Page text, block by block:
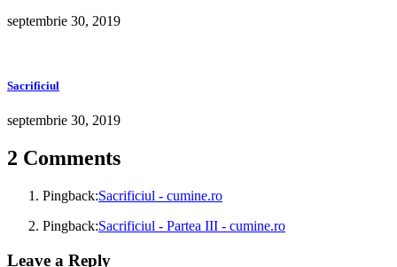
septembrie 30, 2019
Sacrificiul
septembrie 30, 2019
2 Comments
Pingback:Sacrificiul - cumine.ro
Pingback:Sacrificiul - Partea III - cumine.ro
Leave a Reply